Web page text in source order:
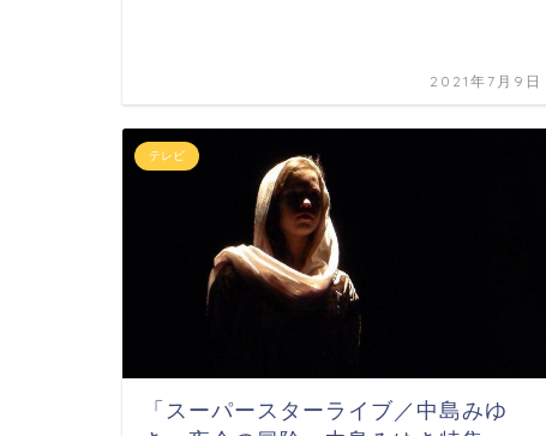
2021年7月9日
テレビ
「スーパースターライブ／中島みゆ